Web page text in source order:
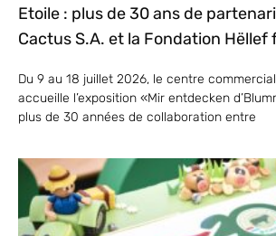
Etoile : plus de 30 ans de
Cactus S.A. et la Fondation Hëllef
Du 9 au 18 juillet 2026, le centre
accueille l’exposition «Mir entdecken
plus de 30 années de collaboration entre